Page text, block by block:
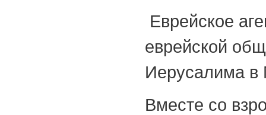
Еврейское
еврейской
Иерусалима в
Вместе со